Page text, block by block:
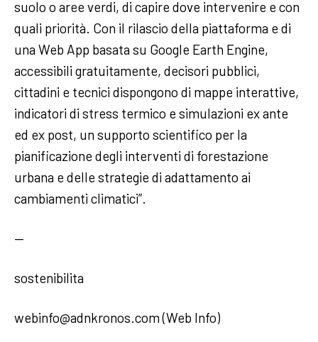
suolo o aree verdi, di capire dove intervenire e con
quali priorità. Con il rilascio della piattaforma e di
una Web App basata su Google Earth Engine,
accessibili gratuitamente, decisori pubblici,
cittadini e tecnici dispongono di mappe interattive,
indicatori di stress termico e simulazioni ex ante
ed ex post, un supporto scientifico per la
pianificazione degli interventi di forestazione
urbana e delle strategie di adattamento ai
cambiamenti climatici”.
—
sostenibilita
webinfo@adnkronos.com (Web Info)